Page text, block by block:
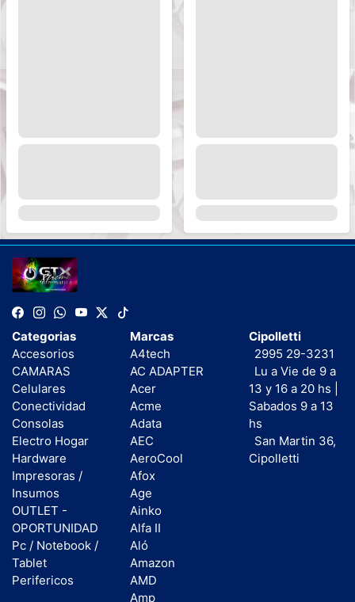
Categorias
Accesorios
CAMARAS
Celulares
Conectividad
Consolas
Electro Hogar
Hardware
Impresoras /
Insumos
OUTLET -
OPORTUNIDAD
Pc / Notebook /
Tablet
Perifericos
Marcas
A4tech
AC ADAPTER
Acer
Acme
Adata
AEC
AeroCool
Afox
Age
Ainko
Alfa II
Aló
Amazon
AMD
Amp
Cipolletti
2995 29-3231
Lu a Vie de 9 a
13 y 16 a 20 hs |
Sabados 9 a 13
hs
San Martin 36,
Cipolletti